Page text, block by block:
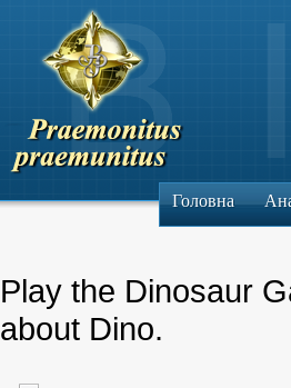
Головна
Play the Dinosaur
about Dino.